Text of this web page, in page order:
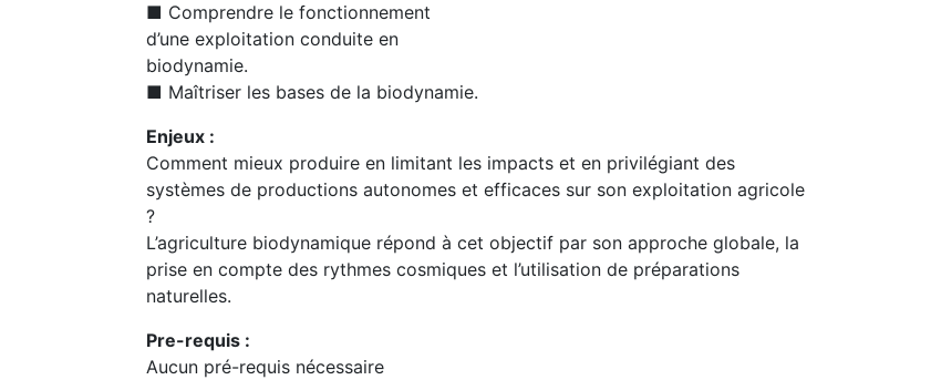
■ Comprendre le fonctionnement
d’une exploitation conduite en
biodynamie.
■ Maîtriser les bases de la biodynamie.
Enjeux :
Comment mieux produire en limitant les impacts et en privilégiant des
systèmes de productions autonomes et efficaces sur son exploitation agricole
?
L’agriculture biodynamique répond à cet objectif par son approche globale, la
prise en compte des rythmes cosmiques et l’utilisation de préparations
naturelles.
Pre-requis :
Aucun pré-requis nécessaire